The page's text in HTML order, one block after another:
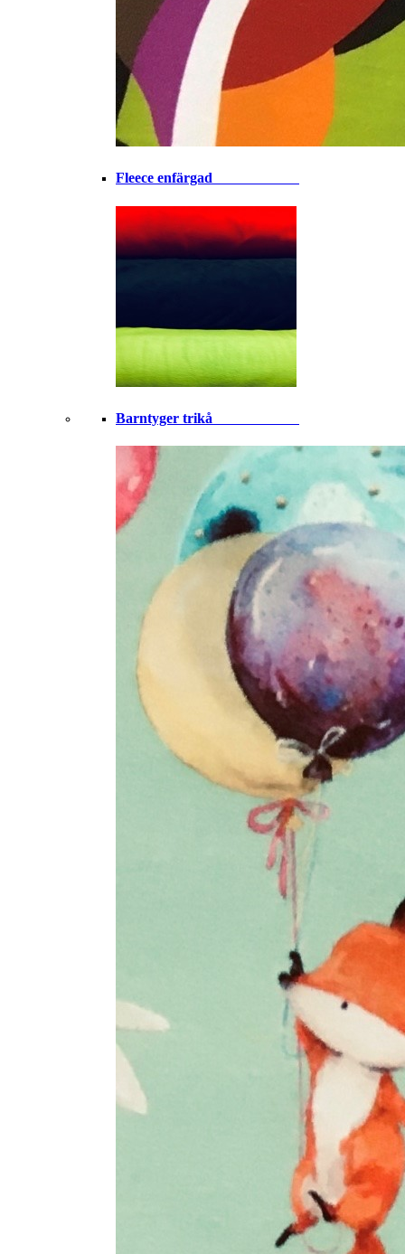
Fleece enfärgad⠀⠀⠀⠀⠀⠀⠀⠀
Barntyger trikå⠀⠀⠀⠀⠀⠀⠀⠀